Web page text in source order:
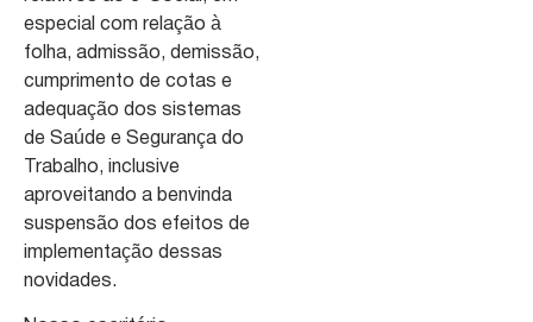
especial com relação à
folha, admissão, demissão,
cumprimento de cotas e
adequação dos sistemas
de Saúde e Segurança do
Trabalho, inclusive
aproveitando a benvinda
suspensão dos efeitos de
implementação dessas
novidades.